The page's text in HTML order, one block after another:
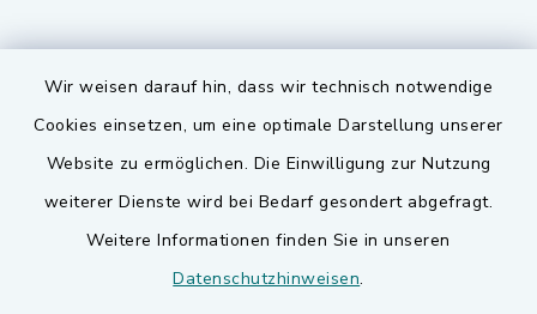
Wir weisen darauf hin, dass wir technisch notwendige
Cookies einsetzen, um eine optimale Darstellung unserer
Website zu ermöglichen. Die Einwilligung zur Nutzung
weiterer Dienste wird bei Bedarf gesondert abgefragt.
Weitere Informationen finden Sie in unseren
Datenschutzhinweisen.
Barrierefreiheit